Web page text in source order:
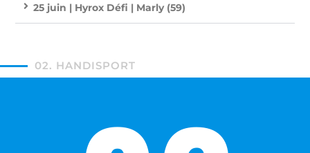
25 juin | Hyrox Défi | Marly (59)
02. HANDISPORT